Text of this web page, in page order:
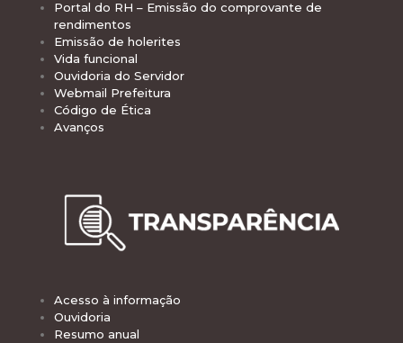
Portal do RH – Emissão do comprovante de
rendimentos
Emissão de holerites
Vida funcional
Ouvidoria do Servidor
Webmail Prefeitura
Código de Ética
Avanços
Acesso à informação
Ouvidoria
Resumo anual